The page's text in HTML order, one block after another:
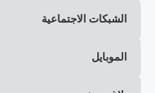
الشبكات الاجتماعية
الموبايل